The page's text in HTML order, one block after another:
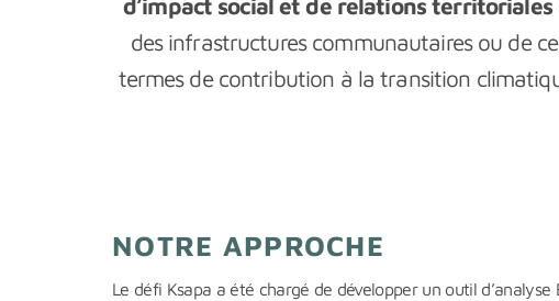
d’impact social et de relations territoriales
des infrastructures communautaires ou de
termes de contribution à la transition
NOTRE APPROCHE
Le défi Ksapa a été chargé de développer un outil